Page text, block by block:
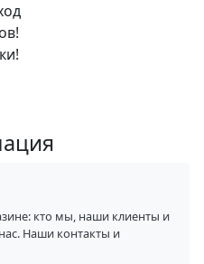
кто мы, наши клиенты и
Наши контакты и